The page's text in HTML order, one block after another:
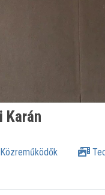
Karán
Közreműködők